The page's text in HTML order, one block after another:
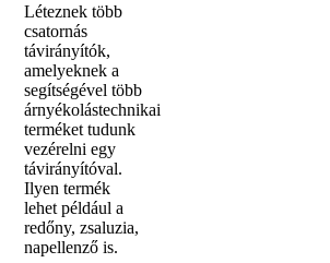
Léteznek több
csatornás
távirányítók,
amelyeknek a
segítségével több
árnyékolástechnikai
terméket tudunk
vezérelni egy
távirányítóval.
Ilyen termék
lehet például a
redőny, zsaluzia,
napellenző is.